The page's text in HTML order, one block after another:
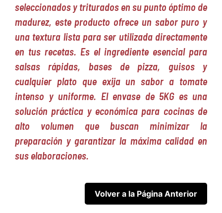
seleccionados y triturados en su punto óptimo de
madurez, este producto ofrece un sabor puro y
una textura lista para ser utilizada directamente
en tus recetas. Es el ingrediente esencial para
salsas rápidas, bases de pizza, guisos y
cualquier plato que exija un sabor a tomate
intenso y uniforme. El envase de 5KG es una
solución práctica y económica para cocinas de
alto volumen que buscan minimizar la
preparación y garantizar la máxima calidad en
sus elaboraciones.